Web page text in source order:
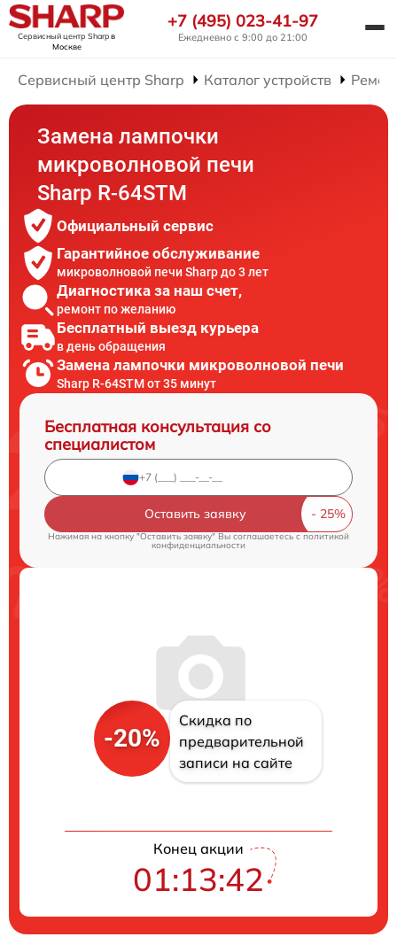
Сервисный центр Sharpв
Москве
+7 (495) 023-41-97
Ежедневно с 9:00 до 21:00
Сервисный центр Sharp Каталог устройств
Замена лампочки
микроволновой печи
Sharp R-64STM
Официальный сервис
Гарантийное обслуживание
микроволновой печи Sharp до 3 лет
Диагностика за наш счет,
ремонт по желанию
Бесплатный выезд курьера
в день обращения
Замена лампочки микроволновой печи
Sharp R-64STM от 35 минут
Бесплатная консультация со
специалистом
Оставить заявку
Нажимая на кнопку "Оставить заявку" Вы соглашаетесь cполитикой
конфиденциальности
-20%
Скидка по
предварительной
записи на сайте
Конец акции
01:13:42